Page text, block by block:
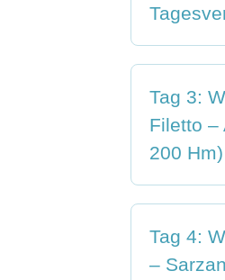
Tag 3:
Filetto –
200 Hm)
Tag 4:
–